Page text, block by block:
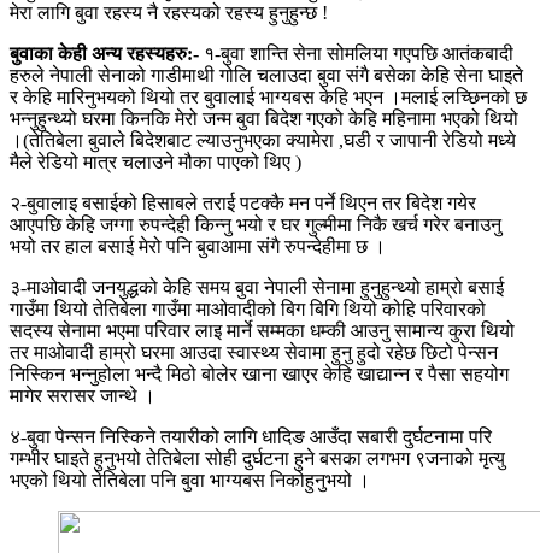
मेरा लागि बुवा रहस्य नै रहस्यको रहस्य हुनुहुन्छ !
बुवाका केही अन्य रहस्यहरु:- १-बुवा शान्ति सेना सोमलिया गएपछि आतंकबादी
हरुले नेपाली सेनाको गाडीमाथी गोलि चलाउदा बुवा संगै बसेका केहि सेना घाइते
र केहि मारिनुभयको थियो तर बुवालाई भाग्यबस केहि भएन ।मलाई लच्छिनको छ
भन्नुहुन्थ्यो घरमा किनकि मेरो जन्म बुवा बिदेश गएको केहि महिनामा भएको थियो
।(तेतिबेला बुवाले बिदेशबाट ल्याउनुभएका क्यामेरा ,घडी र जापानी रेडियो मध्ये
मैले रेडियो मात्र चलाउने मौका पाएको थिए )
२-बुवालाइ बसाईको हिसाबले तराई पटक्कै मन पर्ने थिएन तर बिदेश गयेर
आएपछि केहि जग्गा रुपन्देही किन्नु भयो र घर गुल्मीमा निकै खर्च गरेर बनाउनु
भयो तर हाल बसाई मेरो पनि बुवाआमा संगै रुपन्देहीमा छ ।
३-माओवादी जनयुद्धको केहि समय बुवा नेपाली सेनामा हुनुहुन्थ्यो हाम्रो बसाई
गाउँमा थियो तेतिबेला गाउँमा माओवादीको बिग बिगि थियो कोहि परिवारको
सदस्य सेनामा भएमा परिवार लाइ मार्ने सम्मका धम्की आउनु सामान्य कुरा थियो
तर माओवादी हाम्रो घरमा आउदा स्वास्थ्य सेवामा हुनु हुदो रहेछ छिटो पेन्सन
निस्किन भन्नुहोला भन्दै मिठो बोलेर खाना खाएर केहि खाद्यान्न र पैसा सहयोग
मागेर सरासर जान्थे ।
४-बुवा पेन्सन निस्किने तयारीको लागि धादिङ आउँदा सबारी दुर्घटनामा परि
गम्भीर घाइते हुनुभयो तेतिबेला सोही दुर्घटना हुने बसका लगभग ९जनाको मृत्यु
भएको थियो तेतिबेला पनि बुवा भाग्यबस निकोहुनुभयो ।